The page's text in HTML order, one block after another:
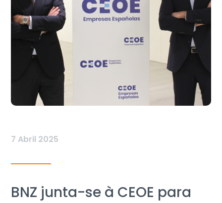
7 Abril 2025
BNZ junta-se à CEOE para